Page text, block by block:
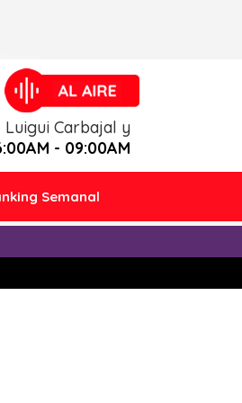
Luigui Carbajal y
- 09:00AM
Semanal